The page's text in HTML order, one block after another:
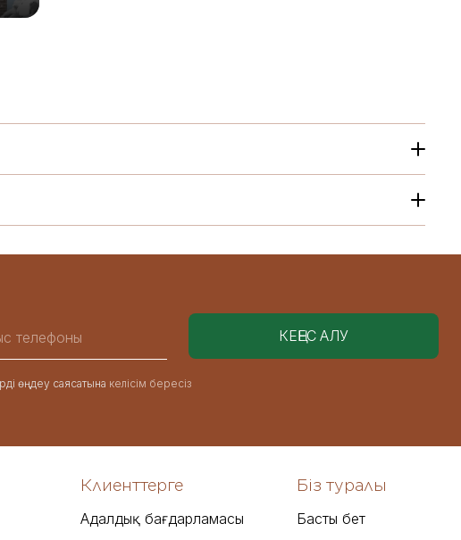
өңдеу саясатына келісім бересіз
Клиенттерге
Адалдық бағдарламасы
Біз туралы
Басты бет